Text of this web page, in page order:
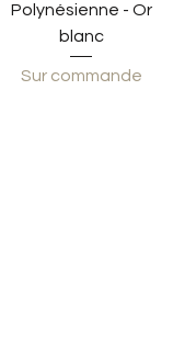
Polynésienne - Or
blanc
Sur commande